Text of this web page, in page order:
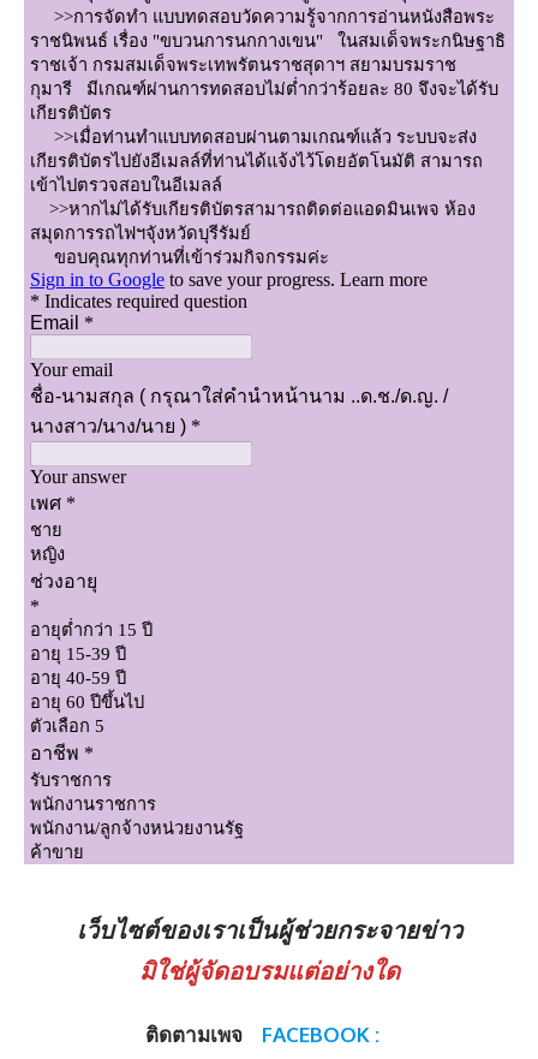
เว็บไซต์ของเราเป็นผู้ช่วยกระจายข่าว
มิใช่ผู้จัดอบรมแต่อย่างใด
ติดตามเพจ FACEBOOK :